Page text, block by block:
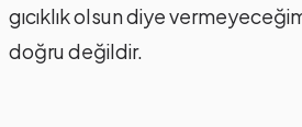
gıcıklık olsun diye
doğru değildir.